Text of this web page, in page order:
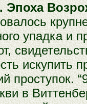
Эпоха
упадка и
искупить
проступок.
в